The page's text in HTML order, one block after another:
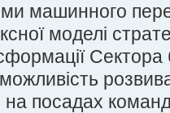
машинного
моделі
Сектора
посадах